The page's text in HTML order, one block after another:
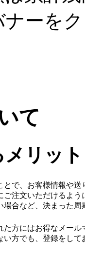
ナーを
て
リット
とで、お客様情報や
ご注文いただけるよう
場合など、決まった
た方にはお得なメー
い方でも、登録をし